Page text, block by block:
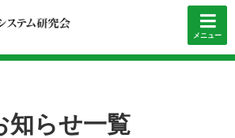
メニュー
知らせ一覧